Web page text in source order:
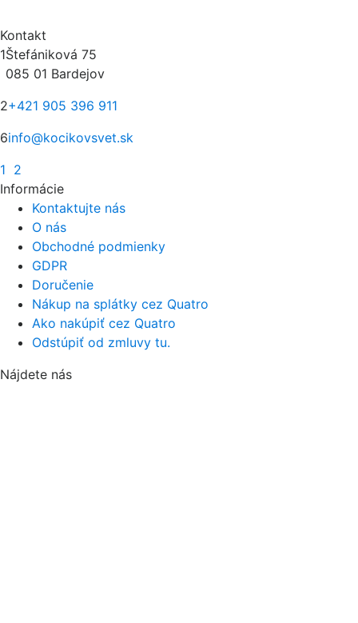
Kontakt
1Štefániková 75
085 01 Bardejov
2+421 905 396 911
6info@kocikovsvet.sk
1 2
Informácie
Kontaktujte nás
O nás
Obchodné podmienky
GDPR
Doručenie
Nákup na splátky cez Quatro
Ako nakúpiť cez Quatro
Odstúpiť od zmluvy tu.
Nájdete nás